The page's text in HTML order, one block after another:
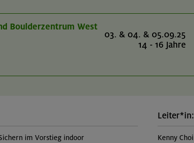
Boulderzentrum West
03. & 04. & 05.09.25
14 - 16 Jahre
im Vorstieg indoor
Leiter*in:
Kenny Choi